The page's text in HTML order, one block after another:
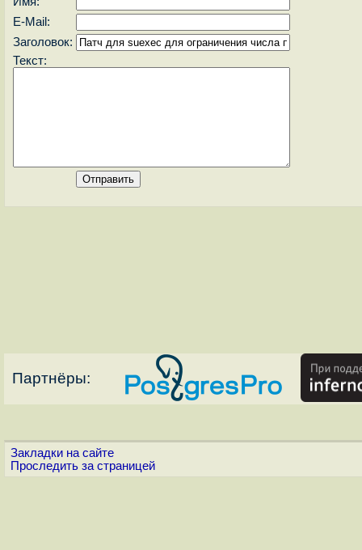
E-Mail:
Заголовок:
Текст:
Партнёры:
Закладки на сайте
Проследить за страницей